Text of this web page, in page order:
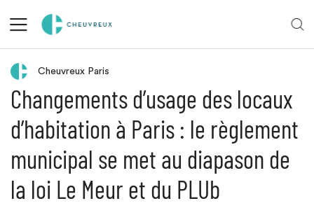
Retour aux actualités
Cheuvreux Paris
Changements d’usage des locaux
d’habitation à Paris : le règlement
municipal se met au diapason de
la loi Le Meur et du PLUb